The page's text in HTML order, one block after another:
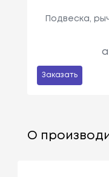
Подвеска,
Заказать
О